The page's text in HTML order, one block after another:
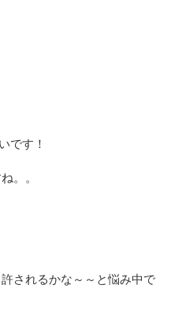
です！
。。
されるかな～～と悩み中で